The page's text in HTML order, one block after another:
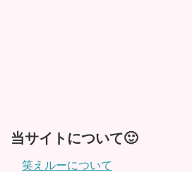
当サイトについて🙂
笑えルーについて